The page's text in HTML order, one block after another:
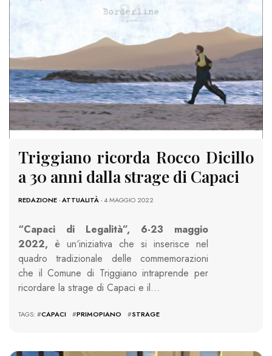
Triggiano ricorda Rocco Dicillo
a 30 anni dalla strage di Capaci
REDAZIONE-ATTUALITÀ- 4 MAGGIO 2022
“Capaci di Legalità”, 6-23 maggio
2022, è un‘iniziativa che si inserisce nel
quadro tradizionale delle commemorazioni
che il Comune di Triggiano intraprende per
ricordare la strage di Capaci e il…
TAGS: #CAPACI #PRIMOPIANO #STRAGE